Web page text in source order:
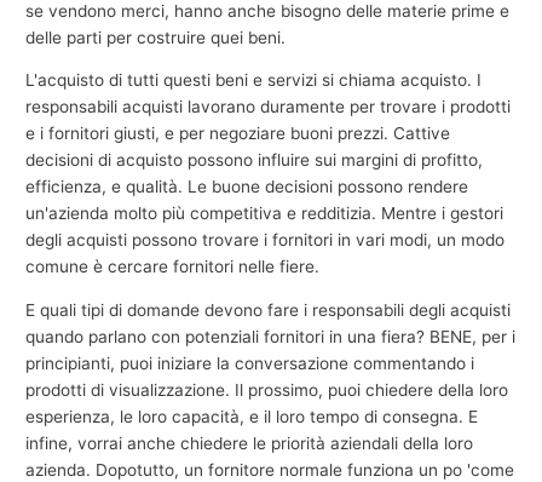
se vendono merci, hanno anche bisogno delle materie prime e
delle parti per costruire quei beni.
L'acquisto di tutti questi beni e servizi si chiama acquisto. I
responsabili acquisti lavorano duramente per trovare i prodotti
e i fornitori giusti, e per negoziare buoni prezzi. Cattive
decisioni di acquisto possono influire sui margini di profitto,
efficienza, e qualità. Le buone decisioni possono rendere
un'azienda molto più competitiva e redditizia. Mentre i gestori
degli acquisti possono trovare i fornitori in vari modi, un modo
comune è cercare fornitori nelle fiere.
E quali tipi di domande devono fare i responsabili degli acquisti
quando parlano con potenziali fornitori in una fiera? BENE, per i
principianti, puoi iniziare la conversazione commentando i
prodotti di visualizzazione. Il prossimo, puoi chiedere della loro
esperienza, le loro capacità, e il loro tempo di consegna. E
infine, vorrai anche chiedere le priorità aziendali della loro
azienda. Dopotutto, un fornitore normale funziona un po 'come